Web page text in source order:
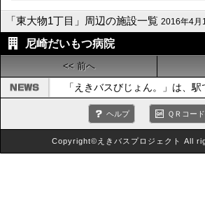
「東大物1丁目」周辺の施設一覧 2016年4月
尼崎だいもつ病院
<< 前へ
「えきバスびじょん。」は、
ヘルプ ＱＲコー
Copyright©えきバスプロジェクト All